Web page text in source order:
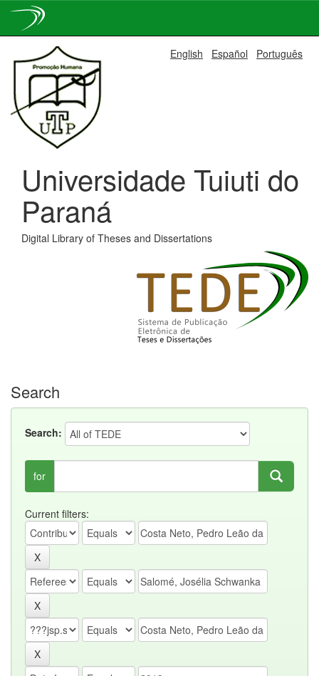
navigation
English Español Português
Universidade Tuiuti do
Paraná
Digital Library of Theses and Dissertations
Search
Search:
for
Current filters: